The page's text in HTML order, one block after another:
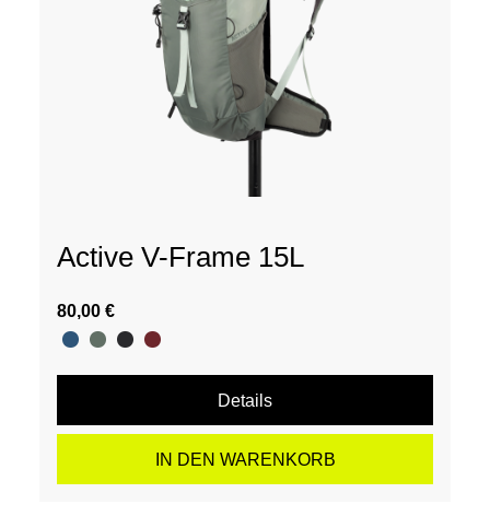
Active V-Frame 15L
80,00 €
Details
IN DEN WARENKORB